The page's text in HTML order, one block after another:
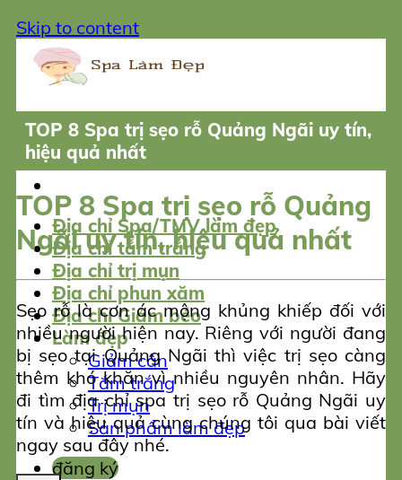
Skip to content
Địa chỉ Spa/TMV làm đẹp
Địa chỉ tắm trắng
Địa chỉ trị mụn
Địa chỉ phun xăm
Địa chỉ Giảm béo
Làm đẹp
Giảm cân
Tắm trắng
Trị mụn
Sản phẩm làm đẹp
đăng ký
TOP 8 Spa trị sẹo rỗ Quảng Ngãi uy tín,
hiệu quả nhất
TOP 8 Spa trị sẹo rỗ Quảng
Ngãi uy tín, hiệu quả nhất
Sẹo rỗ là cơn ác mộng khủng khiếp đối với
nhiều người hiện nay. Riêng với người đang
bị sẹo tại Quảng Ngãi thì việc trị sẹo càng
thêm khó khăn vì nhiều nguyên nhân. Hãy
đi tìm địa chỉ spa trị sẹo rỗ Quảng Ngãi uy
tín và hiệu quả cùng chúng tôi qua bài viết
ngay sau đây nhé.